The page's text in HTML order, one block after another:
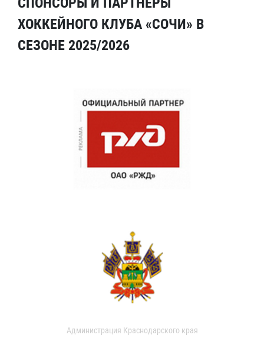
ХОККЕЙНОГО КЛУБА «СОЧИ» В
СЕЗОНЕ 2025/2026
Администрация Краснодарского края